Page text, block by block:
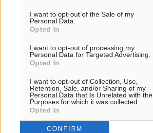
I want to opt-out of the Sale of my
Personal Data.
Opted In
I want to opt-out of processing my
Personal Data for Targeted Advertising.
Opted In
I want to opt-out of Collection, Use,
Retention, Sale, and/or Sharing of my
Personal Data that Is Unrelated with the
Purposes for which it was collected.
Opted In
CONFIRM